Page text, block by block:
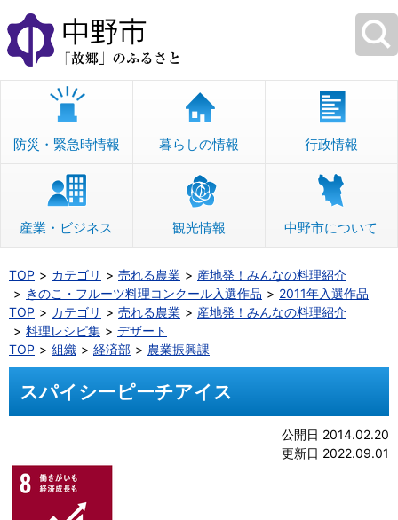
本
文
へ
移
防災・緊急時情報 暮らしの情報 行政情報
産業・ビジネス 観光情報 中野市について
TOP カテゴリ 売れる農業
産地発！みんなの料理紹介
きのこ・フルーツ料理コンクール入選作品
2011年入選作品
TOP
カテゴリ 売れる農業
産地発！みんなの料理紹介
料理レシピ集
デザート
TOP
組織 経済部 農業振興課
スパイシーピーチアイス
公開日 2014.02.20
更新日 2022.09.01